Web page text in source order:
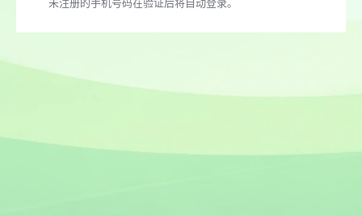
未注册的手机号码在验证后将自动登录。